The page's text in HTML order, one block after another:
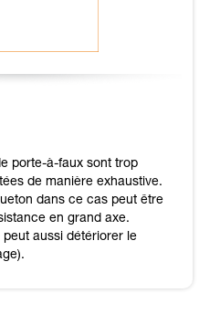
porte-à-faux sont trop
de manière exhaustive.
dans ce cas peut être
en grand axe.
aussi détériorer le